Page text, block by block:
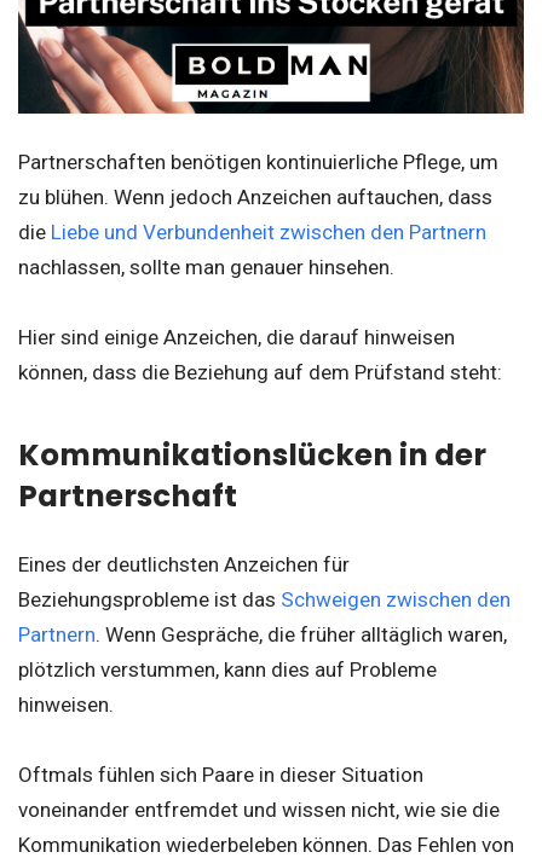
Partnerschaften benötigen kontinuierliche Pflege, um
zu blühen. Wenn jedoch Anzeichen auftauchen, dass
die Liebe und Verbundenheit zwischen den Partnern
nachlassen, sollte man genauer hinsehen.
Hier sind einige Anzeichen, die darauf hinweisen
können, dass die Beziehung auf dem Prüfstand steht:
Kommunikationslücken in der
Partnerschaft
Eines der deutlichsten Anzeichen für
Beziehungsprobleme ist das Schweigen zwischen den
Partnern. Wenn Gespräche, die früher alltäglich waren,
plötzlich verstummen, kann dies auf Probleme
hinweisen.
Oftmals fühlen sich Paare in dieser Situation
voneinander entfremdet und wissen nicht, wie sie die
Kommunikation wiederbeleben können. Das Fehlen von